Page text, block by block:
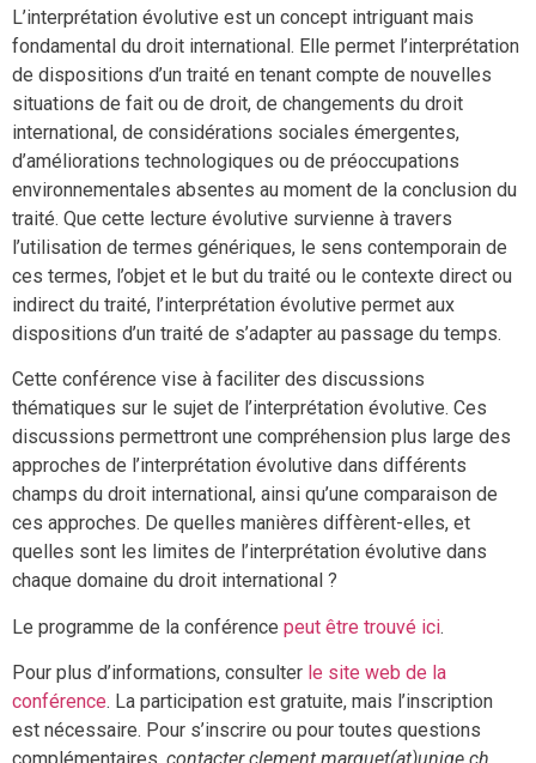
L’interprétation évolutive est un concept intriguant mais
fondamental du droit international. Elle permet l’interprétation
de dispositions d’un traité en tenant compte de nouvelles
situations de fait ou de droit, de changements du droit
international, de considérations sociales émergentes,
d’améliorations technologiques ou de préoccupations
environnementales absentes au moment de la conclusion du
traité. Que cette lecture évolutive survienne à travers
l’utilisation de termes génériques, le sens contemporain de
ces termes, l’objet et le but du traité ou le contexte direct ou
indirect du traité, l’interprétation évolutive permet aux
dispositions d’un traité de s’adapter au passage du temps.
Cette conférence vise à faciliter des discussions
thématiques sur le sujet de l’interprétation évolutive. Ces
discussions permettront une compréhension plus large des
approches de l’interprétation évolutive dans différents
champs du droit international, ainsi qu’une comparaison de
ces approches. De quelles manières diffèrent-elles, et
quelles sont les limites de l’interprétation évolutive dans
chaque domaine du droit international ?
Le programme de la conférence peut être trouvé ici.
Pour plus d’informations, consulter le site web de la
conférence. La participation est gratuite, mais l’inscription
est nécessaire. Pour s’inscrire ou pour toutes questions